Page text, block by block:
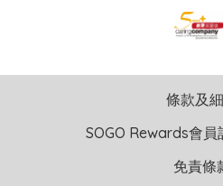
條款及
SOGO Rewards會員
免責條